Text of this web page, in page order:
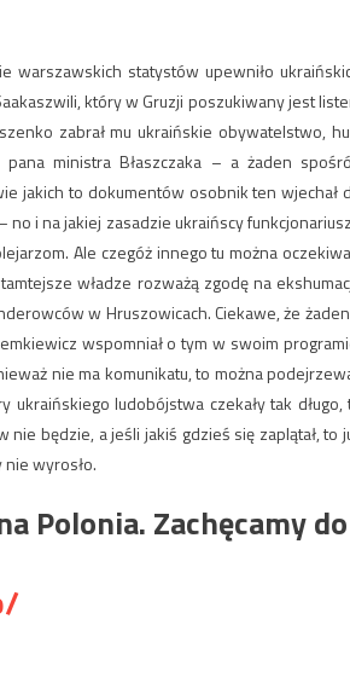
statystów upewniło
który w Gruzji poszukiwany jest
zabrał mu ukraińskie obywatelstwo,
ministra Błaszczaka – a żaden
jakich to dokumentów osobnik ten wjechał
i na jakiej zasadzie ukraińscy
Ale czegóż innego tu można
władze rozważą zgodę na
w Hruszowicach. Ciekawe, że
wspomniał o tym w swoim
nie ma komunikatu, to można
ludobójstwa czekały tak długo,
będzie, a jeśli jakiś gdzieś się zaplątał, to
wyrosło.
Polonia. Zachęcamy do